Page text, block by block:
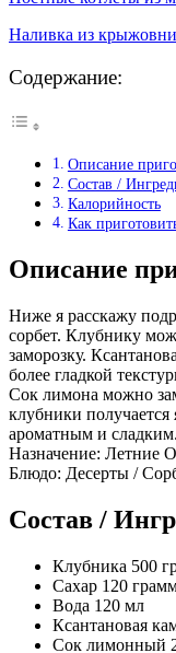
Наливка из
Содержание:
Описание
Состав /
Калорийность
Как
Описание
Ниже я расскажу
сорбет. Клубнику
заморозку.
более гладкой
Сок лимона можно
клубники
ароматным и сладким.
Назначение: Летние
Блюдо: Десерты /
Состав /
Клубника 500
Сахар 120
Вода 120 мл
Ксантановая
Сок лимонный